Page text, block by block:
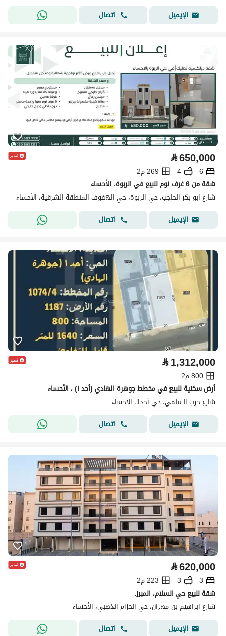
الإيميل
اتصال
⃁650,000
6
4
269 م2
شقة من 6 غرف نوم للبيع في الربوة، الأحساء
شارع ابو بكر الحاجب، حي الربوة، حي الهفوف المنطقة الشرقية، الأحساء
الإيميل
اتصال
⃁1,312,000
800 م2
أرض سكنية للبيع في مخطط جوهرة الهادي (أحد ١) ، الأحساء
شارع حرب السلمي، حي أحد1، الأحساء
الإيميل
اتصال
⃁620,000
3
3
223 م2
شقة للبيع حي السلام، المبرز.
شارع ابراهيم بن مهران، حي الحزام الذهبي، الأحساء
الإيميل
اتصال